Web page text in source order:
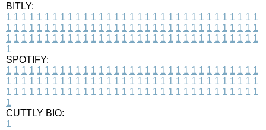
BITLY:
1 1 1 1 1 1 1 1 1 1 1 1 1 1 1 1 1 1 1 1 1 1 1 1 1 1 1 1 1 1 1 1 1
1 1 1 1 1 1 1 1 1 1 1 1 1 1 1 1 1 1 1 1 1 1 1 1 1 1 1 1 1 1 1 1 1
1 1 1 1 1 1 1 1 1 1 1 1 1 1 1 1 1 1 1 1 1 1 1 1 1 1 1 1 1 1 1 1 1
1
SPOTIFY:
1 1 1 1 1 1 1 1 1 1 1 1 1 1 1 1 1 1 1 1 1 1 1 1 1 1 1 1 1 1 1 1 1
1 1 1 1 1 1 1 1 1 1 1 1 1 1 1 1 1 1 1 1 1 1 1 1 1 1 1 1 1 1 1 1 1
1 1 1 1 1 1 1 1 1 1 1 1 1 1 1 1 1 1 1 1 1 1 1 1 1 1 1 1 1 1 1 1 1
1
CUTTLY BIO:
1